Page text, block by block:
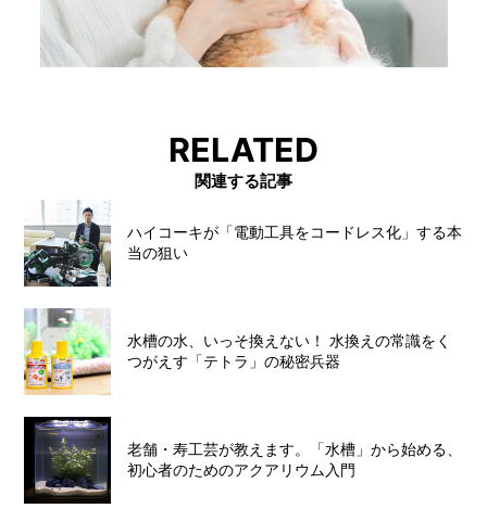
RELATED
関連する記事
ハイコーキが「電動工具をコードレス化」する本
当の狙い
水槽の水、いっそ換えない！ 水換えの常識をく
つがえす「テトラ」の秘密兵器
老舗・寿工芸が教えます。「水槽」から始める、
初心者のためのアクアリウム入門